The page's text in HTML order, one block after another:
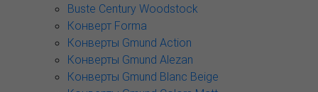
Buste Century Woodstock
Конверт Forma
Конверты Gmund Action
Конверты Gmund Alezan
Конверты Gmund Blanc Beige